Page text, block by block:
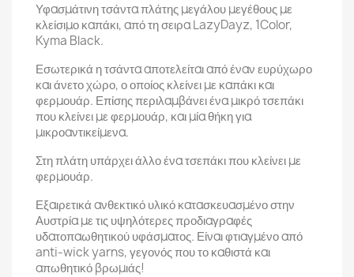
Υφασμάτινη τσάντα πλάτης μεγάλου μεγέθους με
κλείσιμο καπάκι, από τη σειρα LazyDayz, 1Color,
Kyma Black.
Εσωτερικά η τσάντα αποτελείται από έναν ευρύχωρο
και άνετο χώρο, ο οποίος κλείνει με καπάκι και
φερμουάρ. Επίσης περιλαμβάνει ένα μικρό τσεπάκι
που κλείνει με φερμουάρ, και μία θήκη για
μικροαντικείμενα.
Στη πλάτη υπάρχει άλλο ένα τσεπάκι που κλείνει με
φερμουάρ.
Εξαιρετικά ανθεκτικό υλικό κατασκευασμένο στην
Αυστρία με τις υψηλότερες προδιαγραφές
υδατοπαωθητικού υφάσματος. Είναι φτιαγμένο από
anti-wick yarns, γεγονός που το καθιστά και
απωθητικό βρωμιάς!